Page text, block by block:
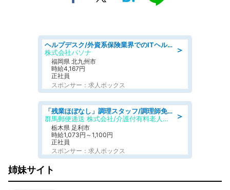
＞
ヘルプデスク/外資系保険業界でのITヘルプデスク業務/駅近/即日勤務可/ヘルプデスク
株式会社パソナ
福岡県 北九州市
時給4,167円
正社員
スポンサー：求人ボックス
＞
「残業ほぼなし」調理スタッフ/調理師免許必須/正職員/日勤のみ/介護付き有料老人ホーム/社会保障完備
群馬郵便逓送 株式会社/介護付有料老人ホーム ふる里
栃木県 足利市
時給1,073円～1,100円
正社員
スポンサー：求人ボックス
姉妹サイト